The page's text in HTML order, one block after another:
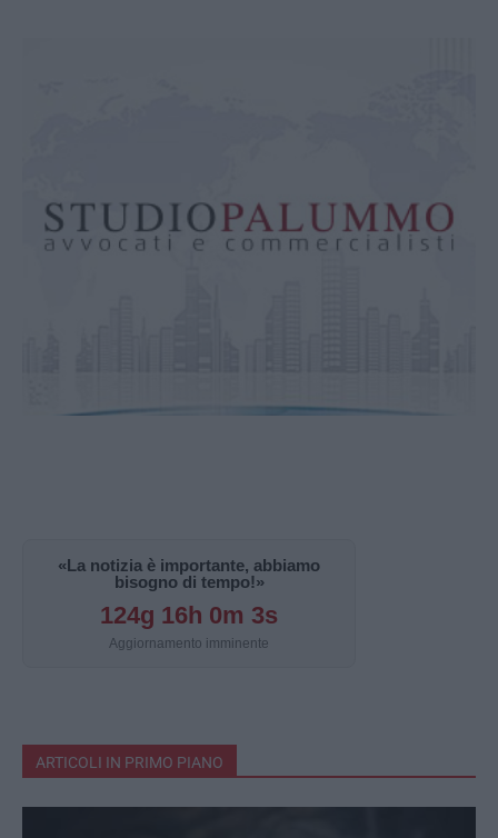
«La notizia è importante, abbiamo
bisogno di tempo!»
124g 16h 0m 2s
Aggiornamento imminente
ARTICOLI IN PRIMO PIANO